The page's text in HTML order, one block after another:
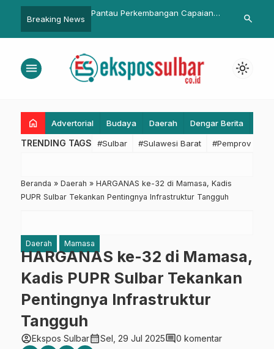
Breaking News
Pantau Perkembangan Capaian
Imunisasi Polio di Dashboard
Jabar
Dua Pahlawan Lingkungan Jabar
search
menu light_mode
home Advertorial Budaya Daerah Dengar Berita
TRENDING TAGS #Sulbar #Sulawesi Barat #Pemprov
Beranda » Daerah » HARGANAS ke-32 di Mamasa, Kadis
PUPR Sulbar Tekankan Pentingnya Infrastruktur Tangguh
Daerah Mamasa
HARGANAS ke-32 di Mamasa,
Kadis PUPR Sulbar Tekankan
Pentingnya Infrastruktur
Tangguh
account_circleEkspos Sulbarcalendar_monthSel, 29 Jul 2025comment0 komentar